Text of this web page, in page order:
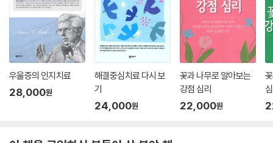
우울증의 인지치료
28,000원
해결중심치료 다시 보
기
24,000원
꽃과 나무로 알아보는
강점 심리
22,000원